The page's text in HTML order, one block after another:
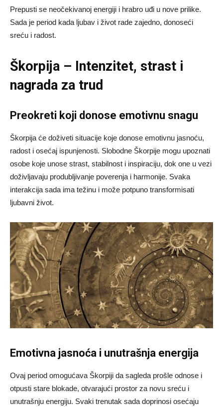
Prepusti se neočekivanoj energiji i hrabro uđi u nove prilike.
Sada je period kada ljubav i život rade zajedno, donoseći
sreću i radost.
Škorpija – Intenzitet, strast i
nagrada za trud
Preokreti koji donose emotivnu snagu
Škorpija će doživeti situacije koje donose emotivnu jasnoću,
radost i osećaj ispunjenosti. Slobodne Škorpije mogu upoznati
osobe koje unose strast, stabilnost i inspiraciju, dok one u vezi
doživljavaju produbljivanje poverenja i harmonije. Svaka
interakcija sada ima težinu i može potpuno transformisati
ljubavni život.
Emotivna jasnoća i unutrašnja energija
Ovaj period omogućava Škorpiji da sagleda prošle odnose i
otpusti stare blokade, otvarajući prostor za novu sreću i
unutrašnju energiju. Svaki trenutak sada doprinosi osećaju